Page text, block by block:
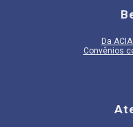
Da
Convênios